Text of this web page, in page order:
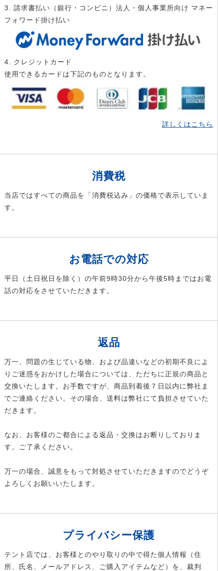
3. 請求書払い（銀行・コンビニ）法人・個人事業所向け マネー
フォワード掛け払い
4. クレジットカード
使用できるカードは下記のものとなります。
詳しくはこちら
消費税
当店ではすべての商品を「消費税込み」の価格で表示していま
す。
お電話での対応
平日（土日祝日を除く）の午前9時30分から午後5時まではお電
話の対応をさせていただきます。
返品
万一、問題の生じている物、および品違いなどの初期不良によ
りご迷惑をおかけした場合については、ただちに正規の商品と
交換いたします。お手数ですが、商品到着後７日以内に弊社ま
でご連絡ください。その場合、送料は弊社にて負担させていた
だきます。
なお、お客様のご都合による返品・交換はお断りしておりま
す。ご了承ください。
万一の場合、誠意をもって対処させていただきますのでどうぞ
よろしくお願いいたします。
プライバシー保護
テント店では、お客様とのやり取りの中で得た個人情報（住
所、氏名、メールアドレス、ご購入アイテムなど）を、裁判